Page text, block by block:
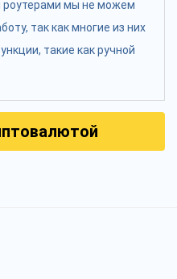
роутерами мы не можем
так как многие из них
такие как ручной